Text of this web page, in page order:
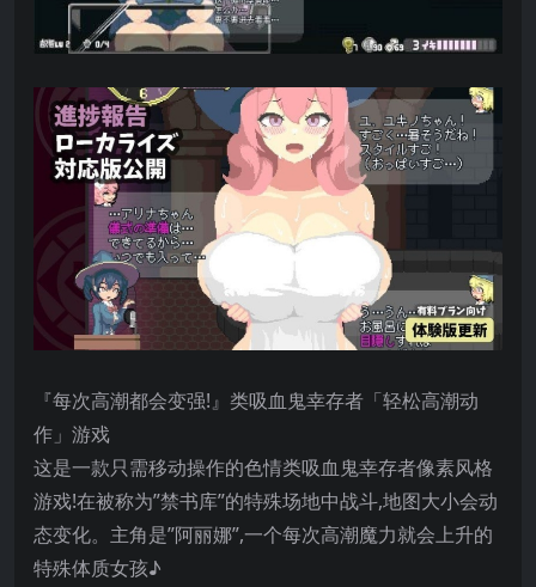
『每次高潮都会变强!』类吸血鬼幸存者「轻松高潮动
作」游戏
这是一款只需移动操作的色情类吸血鬼幸存者像素风格
游戏!在被称为”禁书库”的特殊场地中战斗,地图大小会动
态变化。主角是”阿丽娜”,一个每次高潮魔力就会上升的
特殊体质女孩♪